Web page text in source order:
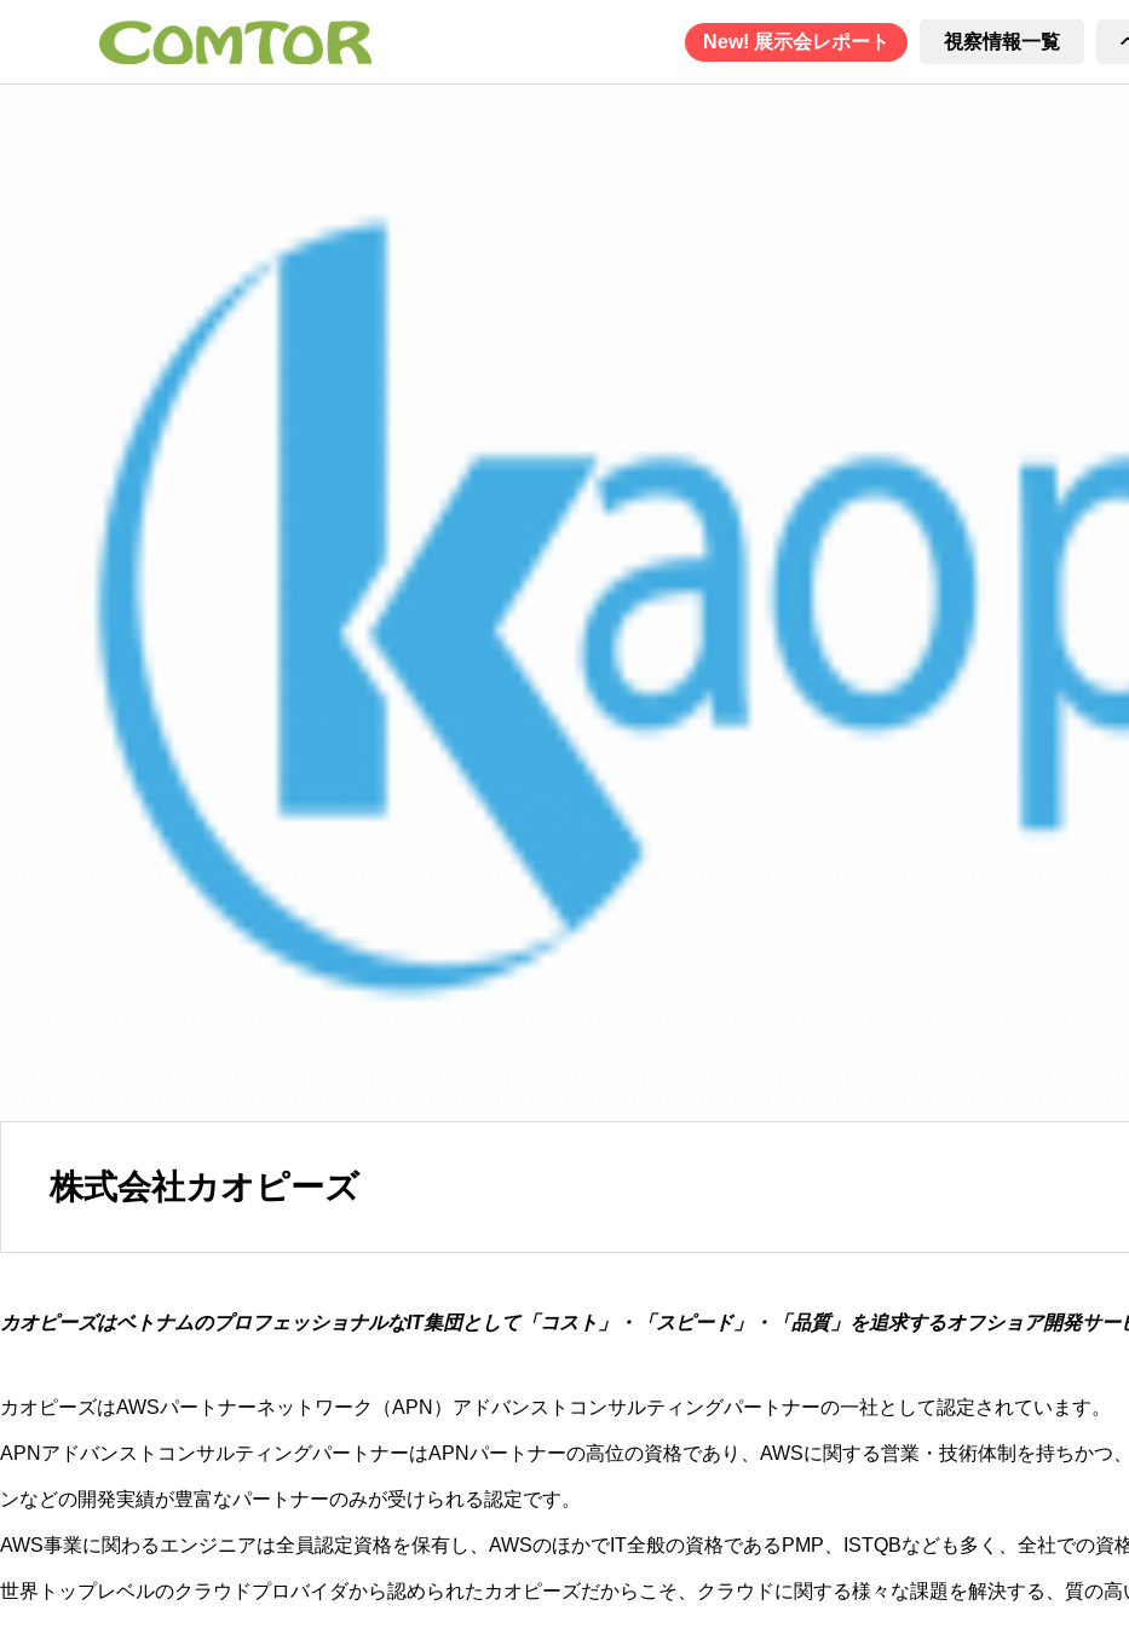
New! 展示会レポート 視察情報一覧
株式会社カオピーズ
カオピーズはベトナムのプロフェッショナルなIT集団として「コスト」・「スピード」・「品質」を追求するオフショア開発サー
カオピーズはAWSパートナーネットワーク（APN）アドバンストコンサルティングパートナーの一社として認定されています。
APNアドバンストコンサルティングパートナーはAPNパートナーの高位の資格であり、AWSに関する営業・技術体制を持ちかつ
ンなどの開発実績が豊富なパートナーのみが受けられる認定です。
AWS事業に関わるエンジニアは全員認定資格を保有し、AWSのほかでIT全般の資格であるPMP、ISTQBなども多く、全社での資
世界トップレベルのクラウドプロバイダから認められたカオピーズだからこそ、クラウドに関する様々な課題を解決する、質の高